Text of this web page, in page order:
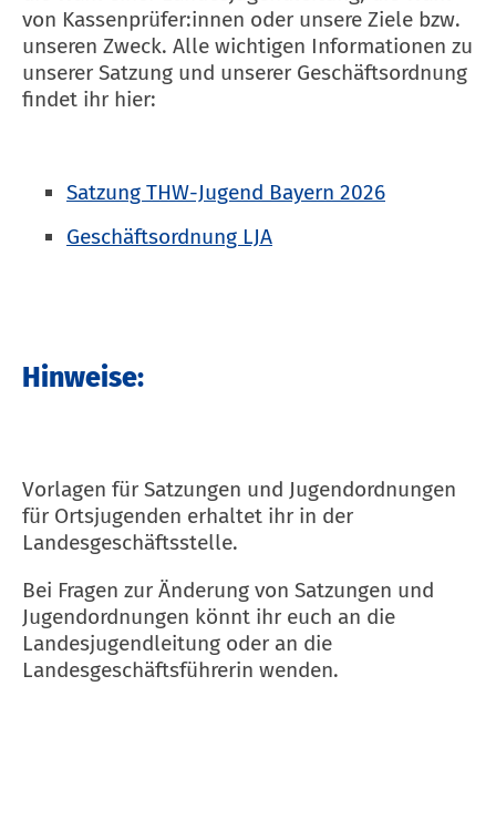
von Kassenprüfer:innen oder unsere Ziele bzw.
unseren Zweck. Alle wichtigen Informationen zu
unserer Satzung und unserer Geschäftsordnung
findet ihr hier:
Satzung THW-Jugend Bayern 2026
Geschäftsordnung LJA
Hinweise:
Vorlagen für Satzungen und Jugendordnungen
für Ortsjugenden erhaltet ihr in der
Landesgeschäftsstelle.
Bei Fragen zur Änderung von Satzungen und
Jugendordnungen könnt ihr euch an die
Landesjugendleitung oder an die
Landesgeschäftsführerin wenden.